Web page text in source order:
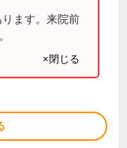
ます。来院前
×閉じる